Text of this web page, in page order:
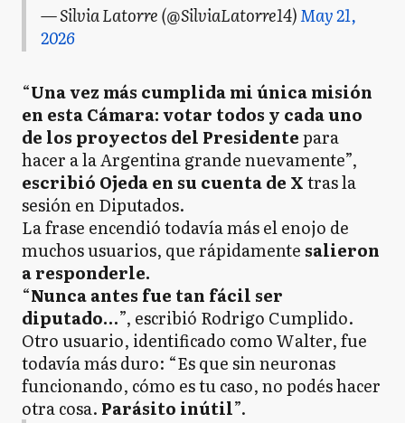
— Silvia Latorre (@SilviaLatorre14)May 21,
2026
“Una vez más cumplida mi única misión
en esta Cámara: votar todos y cada uno
de los proyectos del Presidentepara
hacer a la Argentina grande nuevamente”,
escribió Ojeda en su cuenta de Xtras la
sesión en Diputados.
La frase encendió todavía más el enojo de
muchos usuarios, que rápidamente salieron
a responderle.
“Nunca antes fue tan fácil ser
diputado…”, escribió Rodrigo Cumplido.
Otro usuario, identificado como Walter, fue
todavía más duro: “Es que sin neuronas
funcionando, cómo es tu caso, no podés hacer
otra cosa. Parásito inútil”.